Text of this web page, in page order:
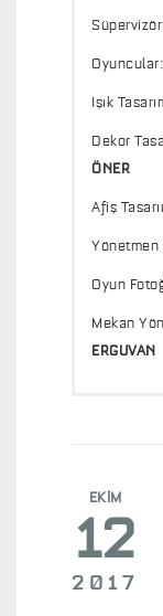
Oyuncular:
Işık
Dekor
ÖNER
Afiş
Yönetmen
Oyun
Mekan
ERGUVAN
anlatmak
Susmak
Kimsenin
EKIM
12
2017